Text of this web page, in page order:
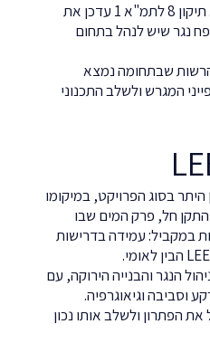
המסגרת הרגולטורית המרכזית בתחום היא פרק המים של תמ"א 1, תוכנית המתאר הארצית המאוחדת. תיקון 8 לתמ"א 1 עדכן את
נגר שיש לנהל בתחום
הרשות שבתחומה נמצא
המגרש ולשלב התכנוני
בין היתר בסוג הפרויקט, במיקומו
חל, פרק המים שבו
במקביל: עמידה בדרישות
מלווה פרויקטים בכל תחומי ניהול הנגר והבנייה הירוקה, עם
וסביבה וגיאוגרפיה.
הפתרון ולשלב אותו נכון